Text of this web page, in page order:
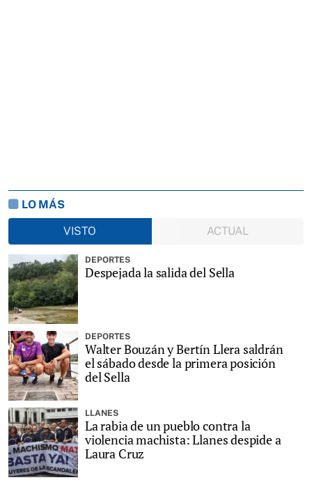
LO MÁS
VISTO
ACTUAL
DEPORTES
Despejada la salida del Sella
DEPORTES
Walter Bouzán y Bertín Llera saldrán
el sábado desde la primera posición
del Sella
LLANES
La rabia de un pueblo contra la
violencia machista: Llanes despide a
Laura Cruz